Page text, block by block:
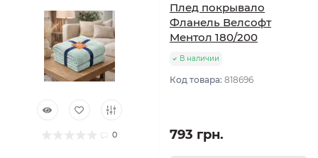
0
Плед покрывало
Фланель Велсофт
Ментол 180/200
В наличии
Код товара: 818696
793 грн.